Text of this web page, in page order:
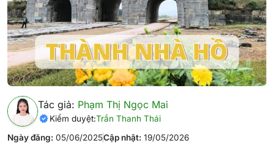
Tác giả: Phạm Thị Ngọc Mai
Kiểm duyệt:Trần Thanh Thái
Ngày đăng: 05/06/2025Cập nhật: 19/05/2026